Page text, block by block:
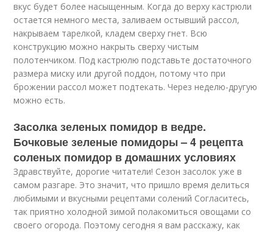
вкус будет более насыщенным. Когда до верху кастрюли
остается немного места, заливаем остывший рассол,
накрываем тарелкой, кладем сверху гнет. Всю
конструкцию можно накрыть сверху чистым
полотенчиком. Под кастрюлю подставьте достаточного
размера миску или другой поддон, потому что при
брожении рассол может подтекать. Через неделю-другую
можно есть.
Засолка зеленых помидор в ведре.
Бочковые зеленые помидоры – 4 рецепта
соленых помидор в домашних условиях
Здравствуйте, дорогие читатели! Сезон засолок уже в
самом разгаре. Это значит, что пришло время делиться
любимыми и вкусными рецептами солений Согласитесь,
так приятно холодной зимой полакомиться овощами со
своего огорода. Поэтому сегодня я вам расскажу, как